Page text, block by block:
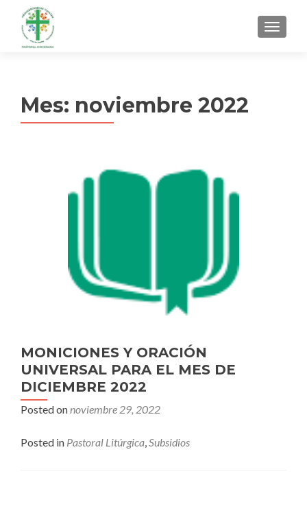
MENU
Mes: noviembre 2022
MONICIONES Y ORACIÓN
UNIVERSAL PARA EL MES DE
DICIEMBRE 2022
Posted onnoviembre 29, 2022
Posted in Pastoral Litúrgica,Subsidios